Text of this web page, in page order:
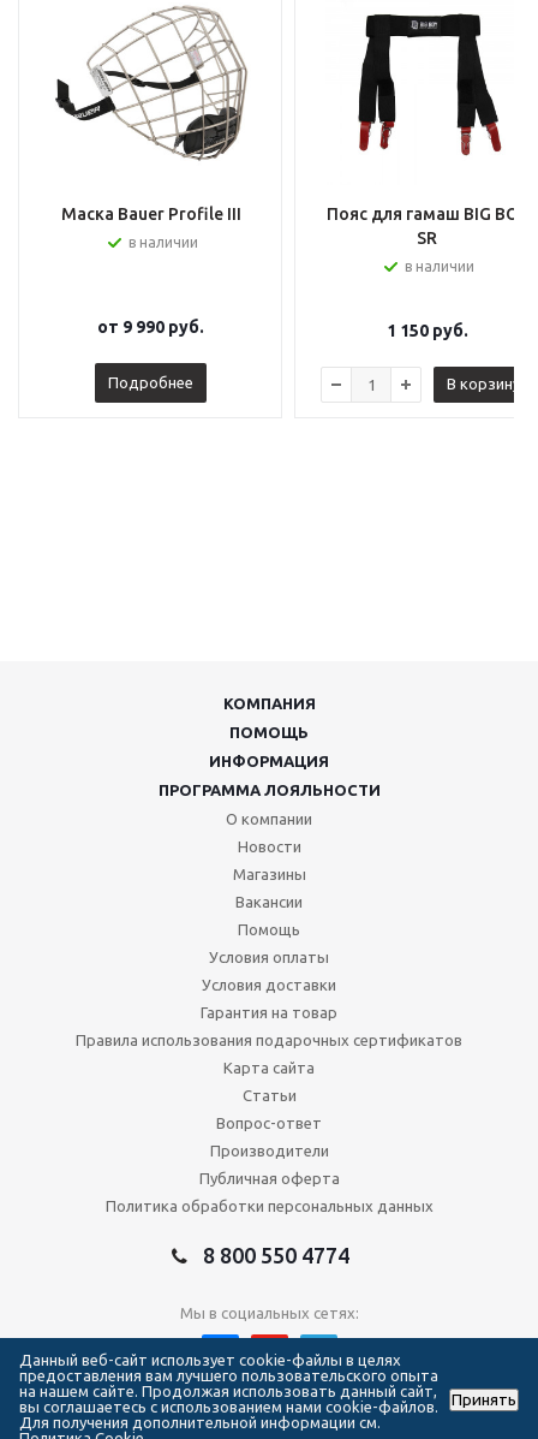
Маска Bauer Profile III
в наличии
от 9 990 руб.
Подробнее
Пояс для гамаш BIG BOY
SR
в наличии
1 150руб.
В корзину
КОМПАНИЯ
ПОМОЩЬ
ИНФОРМАЦИЯ
ПРОГРАММА ЛОЯЛЬНОСТИ
О компании
Новости
Магазины
Вакансии
Помощь
Условия оплаты
Условия доставки
Гарантия на товар
Правила использования подарочных сертификатов
Карта сайта
Статьи
Вопрос-ответ
Производители
Публичная оферта
Политика обработки персональных данных
8 800 550 4774
Мы в социальных сетях:
2026 © Сеть магазинов Forma Hockey
Данный веб-сайт использует cookie-файлы в целях
предоставления вам лучшего пользовательского опыта
на нашем сайте. Продолжая использовать данный сайт,
вы соглашаетесь с использованием нами cookie-файлов.
Для получения дополнительной информации см.
Принять